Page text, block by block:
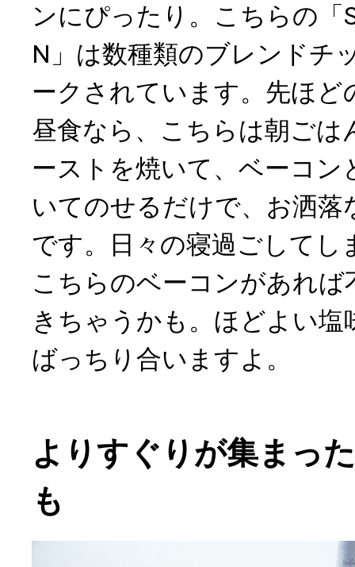
ンにぴったり。こちらの「
N」は数種類のブレンドチ
ークされています。先ほど
昼食なら、こちらは朝ごは
ーストを焼いて、ベーコン
いてのせるだけで、お洒落
です。日々の寝過ごしてし
こちらのベーコンがあれば
きちゃうかも。ほどよい塩
ばっちり合いますよ。
よりすぐりが集まっ
も